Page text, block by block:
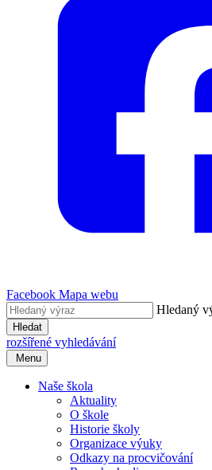
Facebook Mapa webu
Hledaný
Hledat
rozšířené vyhledávání
Menu
Naše škola
Aktuality
O škole
Historie školy
Organizace výuky
Odkazy na procvičování